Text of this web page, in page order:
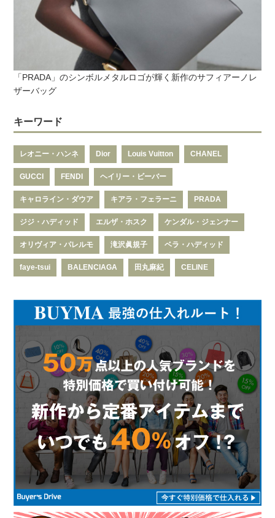
「PRADA」のシンボルメタルロゴが輝く新作のサフィアーノレ
ザーバッグ
キーワード
レオニー・ハンネ Dior Louis Vuitton CHANEL
GUCCI FENDI ヘイリー・ビーバー
キャロライン・ダウア キアラ・フェラーニ PRADA
ジジ・ハディッド エルザ・ホスク ケンダル・ジェンナー
オリヴィア・パレルモ 滝沢眞規子 ベラ・ハディッド
faye-tsui BALENCIAGA 田丸麻紀 CELINE